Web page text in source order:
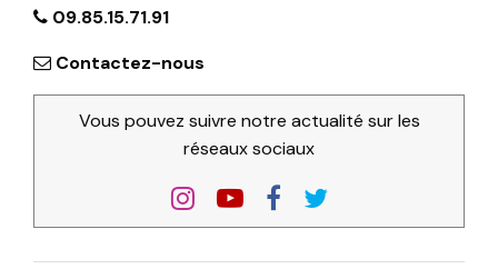
09.85.15.71.91
Contactez-nous
Vous pouvez suivre notre actualité sur les
réseaux sociaux